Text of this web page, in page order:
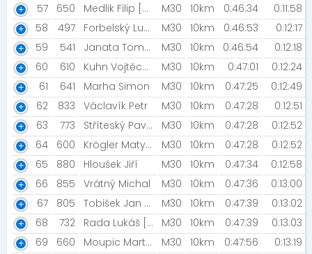
57
650 Medlik Filip [Kvejgarští bojovnici] M30 10km 0:46:34
0:11:58
58
497 Forbelský Lukáš M30 10km 0:46:53
0:12:17
59
541 Janata Tomáš M30 10km 0:46:54
0:12:18
60
610 Kuhn Vojtěch [Kuhnfamily] M30 10km 0:47:01
0:12:24
61
641 Marha Simon M30 10km 0:47:25
0:12:49
62
833 Václavík Petr M30 10km 0:47:28
0:12:51
63
773 Stříteský Pavel M30 10km 0:47:28
0:12:52
64
600 Krögler Matyáš M30 10km 0:47:28
0:12:52
65
880 Hloušek Jiří M30 10km 0:47:34
0:12:58
66
855 Vrátný Michal M30 10km 0:47:36
0:13:00
67
805 Tobišek Jan [Netušim] M30 10km 0:47:39
0:13:02
68
732 Rada Lukáš [Závodní Rada] M30 10km 0:47:39
0:13:03
69
660 Moupic Martin [#GLADIATORRACETEAM] M30 10km 0:47:56
0:13:19